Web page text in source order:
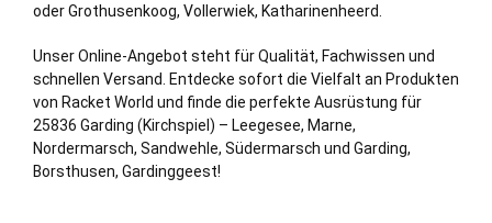
oderGrothusenkoog, Vollerwiek, Katharinenheerd
Unser Online-Angebot steht für Qualität, Fachwissen und
schnellen Versand. Entdecke sofort die Vielfalt an Produkten
von Racket World und finde die perfekte Ausrüstung für
25836 Garding (Kirchspiel) – Leegesee, Marne,
Nordermarsch, Sandwehle, Südermarsch und Garding,
Borsthusen, Gardinggeest!